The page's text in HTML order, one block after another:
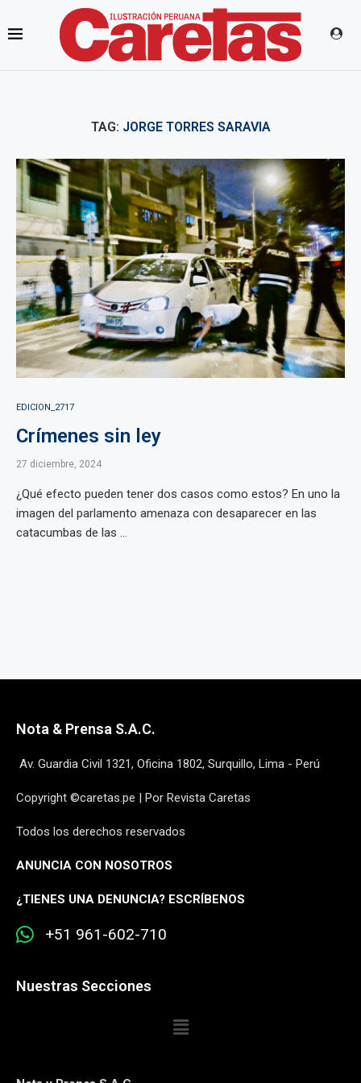
TAG: JORGE TORRES SARAVIA
EDICION_2717
Crímenes sin ley
27 diciembre, 2024
¿Qué efecto pueden tener dos casos como estos? En uno la
imagen del parlamento amenaza con desaparecer en las
catacumbas de las ...
Nota & Prensa S.A.C.
Av. Guardia Civil 1321, Oficina 1802, Surquillo, Lima - Perú
Copyright ©caretas.pe | Por Revista Caretas
Todos los derechos reservados
ANUNCIA CON NOSOTROS
¿TIENES UNA DENUNCIA? ESCRÍBENOS
+51 961-602-710
Nuestras Secciones